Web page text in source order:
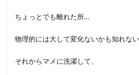
ちょっとでも離れた所…
物理的には大して変化ないかも知れない
それからマメに洗濯して、